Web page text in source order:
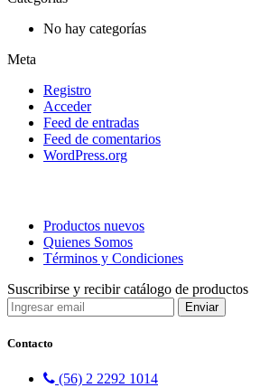
No hay categorías
Meta
Registro
Acceder
Feed de entradas
Feed de comentarios
WordPress.org
Productos nuevos
Quienes Somos
Términos y Condiciones
Suscribirse y recibir catálogo de productos
Contacto
(56) 2 2292 1014